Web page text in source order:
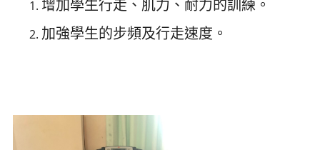
增加學生行走、肌力、耐力的訓練。
加強學生的步頻及行走速度。